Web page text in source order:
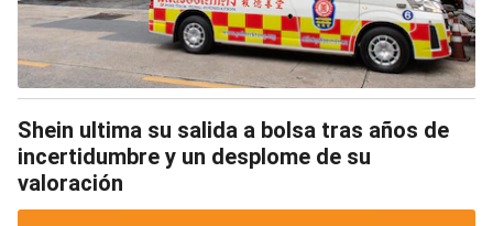
Shein ultima su salida a bolsa tras años de
incertidumbre y un desplome de su
valoración